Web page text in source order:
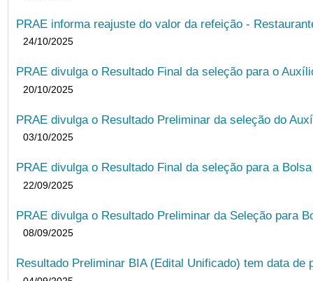
PRAE informa reajuste do valor da refeição -
24/10/2025
PRAE divulga o Resultado Final da seleção para o
20/10/2025
PRAE divulga o Resultado Preliminar da seleção do
03/10/2025
PRAE divulga o Resultado Final da seleção para a
22/09/2025
PRAE divulga o Resultado Preliminar da Seleção para
08/09/2025
Resultado Preliminar BIA (Edital Unificado) tem data de